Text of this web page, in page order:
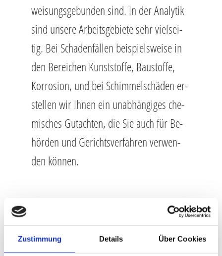
Zustimmung Details Über Cookies
wei­sungs­ge­bun­den sind. In der Ana­ly­tik
sind un­se­re Ar­beits­ge­bie­te sehr viel­sei­
tig. Bei Scha­den­fäl­len bei­spiels­wei­se in
den Be­rei­chen Kunst­stof­fe, Bau­stof­fe,
Kor­ro­si­on, und bei Schim­mel­schä­den er­
stel­len wir Ihnen ein un­ab­hän­gi­ges che­
mi­sches Gut­ach­ten, die Sie auch für Be­
hör­den und Ge­richts­ver­fah­ren ver­wen­
den kön­nen.
Spe­zi­el­le Schim­mel­dia­gnos­tik für
Her­ford
In der Mi­kro­bio­lo­gie steht es spe­zi­ell für